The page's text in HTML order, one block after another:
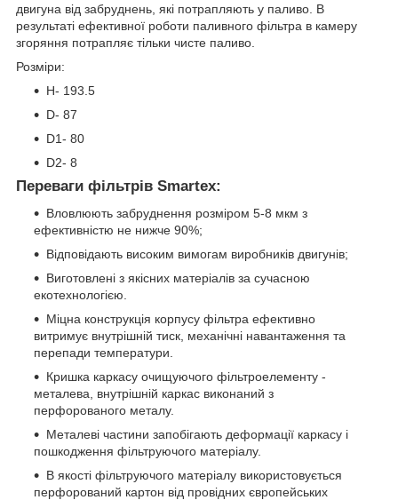
двигуна від забруднень, які потрапляють у паливо. В
результаті ефективної роботи паливного фільтра в камеру
згоряння потрапляє тільки чисте паливо.
Розміри:
H- 193.5
D- 87
D1- 80
D2- 8
Переваги фільтрів Smartex:
Вловлюють забруднення розміром 5-8 мкм з
ефективністю не нижче 90%;
Відповідають високим вимогам виробників двигунів;
Виготовлені з якісних матеріалів за сучасною
екотехнологією.
Міцна конструкція корпусу фільтра ефективно
витримує внутрішній тиск, механічні навантаження та
перепади температури.
Кришка каркасу очищуючого фільтроелементу -
металева, внутрішній каркас виконаний з
перфорованого металу.
Металеві частини запобігають деформації каркасу і
пошкодження фільтруючого матеріалу.
В якості фільтруючого матеріалу використовується
перфорований картон від провідних європейських